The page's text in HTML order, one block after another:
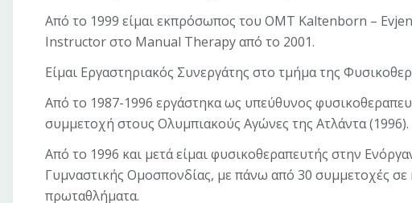
Από το 1999 είμαι εκπρόσωπος του OMT Kaltenborn –
Instructor στο Manual Therapy από το 2001.
Είμαι Εργαστηριακός Συνεργάτης στο τμήμα της
Από το 1987-1996 εργάστηκα ως υπεύθυνος
συμμετοχή στους Ολυμπιακούς Αγώνες της Ατλάντα (1996).
Από το 1996 και μετά είμαι φυσικοθεραπευτής στην
Γυμναστικής Ομοσπονδίας, με πάνω από 30 συμμετοχές
πρωταθλήματα.